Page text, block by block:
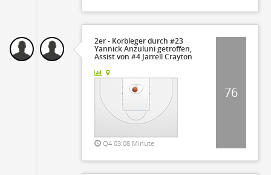
2er - Korbleger durch #23
Yannick Anzuluni getroffen,
Assist von #4 Jarrell Crayton
Q4 03:08 Minute
76